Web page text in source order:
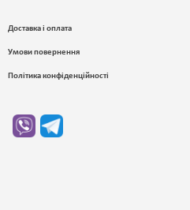
Доставка і оплата
Умови повернення
Політика конфіденційності